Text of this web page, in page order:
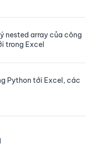
nested array của công
trong Excel
Python tới Excel, các